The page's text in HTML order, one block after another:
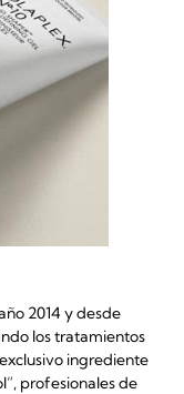
2014 y desde
los tratamientos
ingrediente
profesionales de